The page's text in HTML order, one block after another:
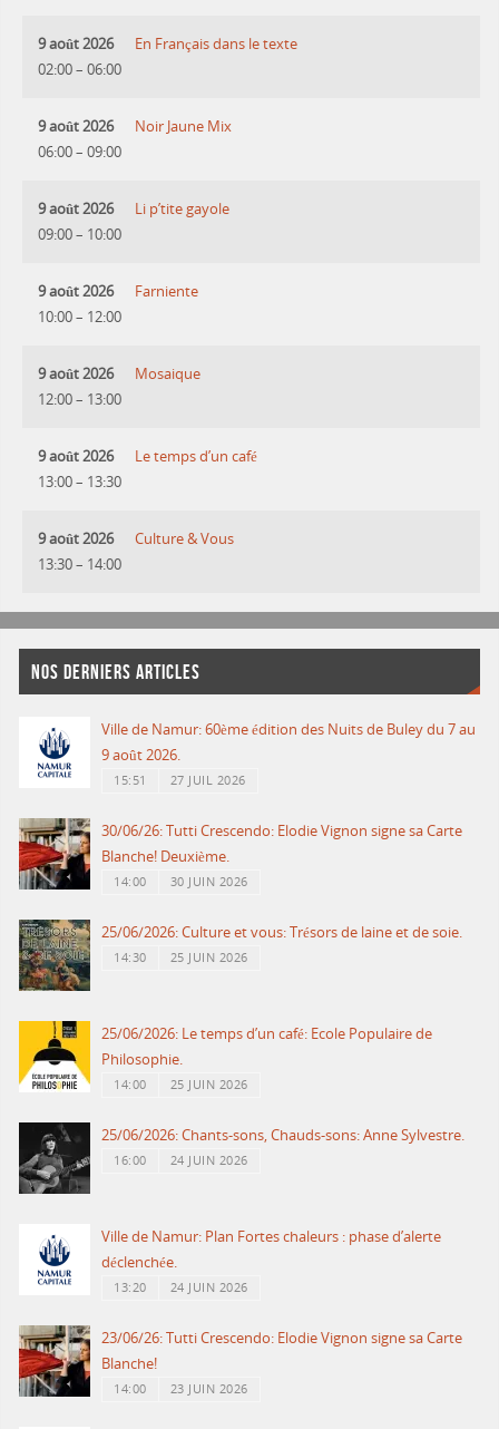
9 août 2026
02:00– 06:00
En Français dans le texte
9 août 2026
06:00– 09:00
Noir Jaune Mix
9 août 2026
09:00– 10:00
Li p’tite gayole
9 août 2026
10:00– 12:00
Farniente
9 août 2026
12:00– 13:00
Mosaique
9 août 2026
13:00– 13:30
Le temps d’un café
9 août 2026
13:30– 14:00
Culture & Vous
NOS DERNIERS ARTICLES
Ville de Namur: 60ème édition des Nuits de Buley du 7 au
9 août 2026.
15:51 27 JUIL 2026
30/06/26: Tutti Crescendo: Elodie Vignon signe sa Carte
Blanche! Deuxième.
14:00 30 JUIN 2026
25/06/2026: Culture et vous: Trésors de laine et de soie.
14:30 25 JUIN 2026
25/06/2026: Le temps d’un café: Ecole Populaire de
Philosophie.
14:00 25 JUIN 2026
25/06/2026: Chants-sons, Chauds-sons: Anne Sylvestre.
16:00 24 JUIN 2026
Ville de Namur: Plan Fortes chaleurs : phase d’alerte
déclenchée.
13:20 24 JUIN 2026
23/06/26: Tutti Crescendo: Elodie Vignon signe sa Carte
Blanche!
14:00 23 JUIN 2026